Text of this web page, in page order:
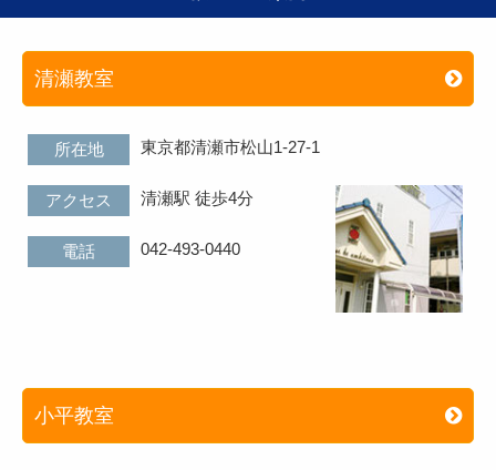
清瀬教室
所在地 東京都清瀬市松山1-27-1
アクセス 清瀬駅 徒歩4分
電話 042-493-0440
小平教室